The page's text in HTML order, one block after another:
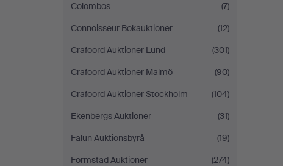
Colombos
(7)
Connoisseur Bokauktioner
(12)
Crafoord Auktioner Lund
(301)
Crafoord Auktioner Malmö
(90)
Crafoord Auktioner Stockholm
(104)
Ekenbergs Auktioner
(31)
Falun Auktionsbyrå
(19)
Formstad Auktioner
(274)